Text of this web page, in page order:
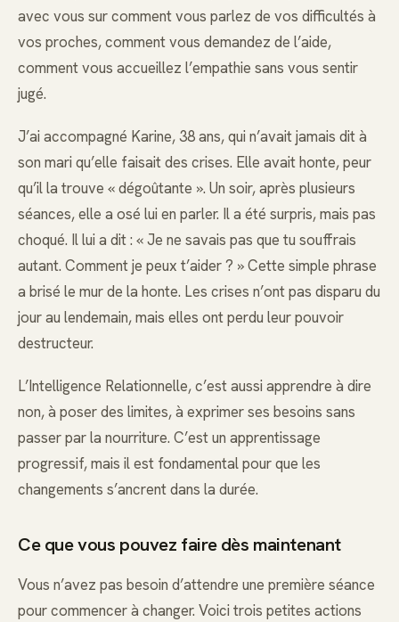
avec vous sur comment vous parlez de vos difficultés à
vos proches, comment vous demandez de l’aide,
comment vous accueillez l’empathie sans vous sentir
jugé.
J’ai accompagné Karine, 38 ans, qui n’avait jamais dit à
son mari qu’elle faisait des crises. Elle avait honte, peur
qu’il la trouve « dégoûtante ». Un soir, après plusieurs
séances, elle a osé lui en parler. Il a été surpris, mais pas
choqué. Il lui a dit : « Je ne savais pas que tu souffrais
autant. Comment je peux t’aider ? » Cette simple phrase
a brisé le mur de la honte. Les crises n’ont pas disparu du
jour au lendemain, mais elles ont perdu leur pouvoir
destructeur.
L’Intelligence Relationnelle, c’est aussi apprendre à dire
non, à poser des limites, à exprimer ses besoins sans
passer par la nourriture. C’est un apprentissage
progressif, mais il est fondamental pour que les
changements s’ancrent dans la durée.
Ce que vous pouvez faire dès maintenant
Vous n’avez pas besoin d’attendre une première séance
pour commencer à changer. Voici trois petites actions